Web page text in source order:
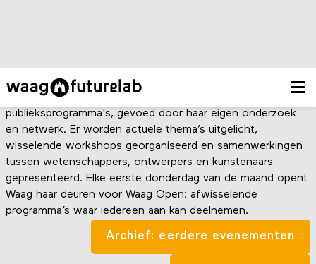
Agenda
Waag organiseert iedere maand uiteenlopende
publieksprogramma's, gevoed door haar eigen onderzoek
en netwerk. Er worden actuele thema’s uitgelicht,
wisselende workshops georganiseerd en samenwerkingen
tussen wetenschappers, ontwerpers en kunstenaars
gepresenteerd. Elke eerste donderdag van de maand opent
Waag haar deuren voor Waag Open: afwisselende
programma’s waar iedereen aan kan deelnemen.
Archief: eerdere evenementen